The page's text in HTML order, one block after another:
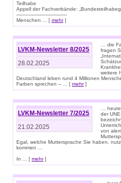
Teilhabe
Appell der Fachverbände:
---------------------------------
Menschen ... [ mehr]
LVKM-Newsletter 8/2025
28.02.2025
… die
fragen
weitere
Deutschland leben rund 4 Millionen
Farben sprechen – ... [ mehr]
LVKM-Newsletter 7/2025
21.02.2025
…
der
von
Egal, welche Muttersprache Sie haben,
kommen …
In ... [ mehr]